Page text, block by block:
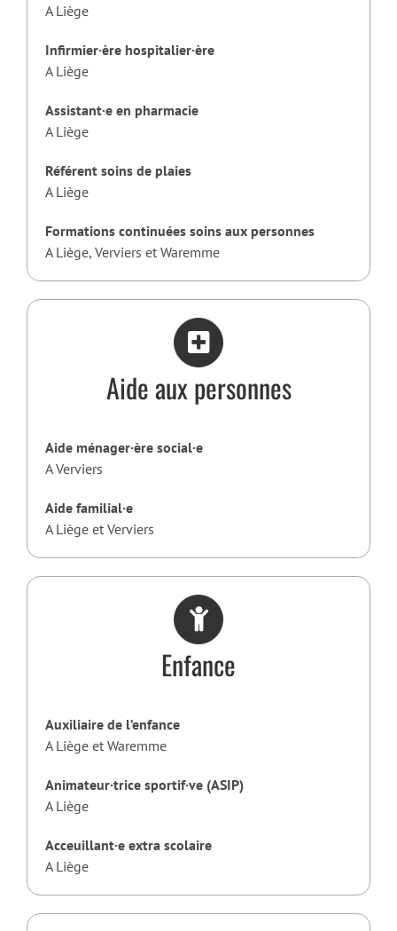
A Liège
Infirmier·ère hospitalier·ère
A Liège
Assistant·e en pharmacie
A Liège
Référent soins de plaies
A Liège
Formations continuées soins aux personnes
A Liège, Verviers et Waremme
Aide aux personnes
Aide ménager·ère social·e
A Verviers
Aide familial·e
A Liège et Verviers
Enfance
Auxiliaire de l’enfance
A Liège et Waremme
Animateur·trice sportif·ve (ASIP)
A Liège
Acceuillant·e extra scolaire
A Liège